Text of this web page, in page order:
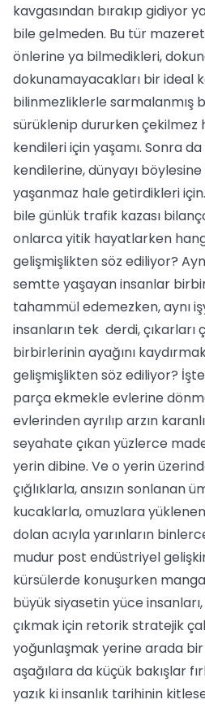
kavgasından bırakıp gidiyor
bile gelmeden. Bu tür
önlerine ya bilmedikleri,
dokunamayacakları bir ideal
bilinmezliklerle sarmalanmış
sürüklenip dururken
kendileri için yaşamı. Sonra
kendilerine, dünyayı
yaşanmaz hale getirdikleri
bile günlük trafik kazası
onlarca yitik hayatlarken
gelişmişlikten söz ediliyor?
semtte yaşayan insanlar
tahammül edemezken, aynı
insanların tek derdi, çıkarları
birbirlerinin ayağını
gelişmişlikten söz ediliyor?
parça ekmekle evlerine
evlerinden ayrılıp arzın
seyahate çıkan yüzlerce
yerin dibine. Ve o yerin
çığlıklarla, ansızın sonlanan
kucaklarla, omuzlara
dolan acıyla yarınların
mudur post endüstriyel
kürsülerde konuşurken
büyük siyasetin yüce
çıkmak için retorik stratejik
yoğunlaşmak yerine arada
aşağılara da küçük bakışlar
yazık ki insanlık tarihinin